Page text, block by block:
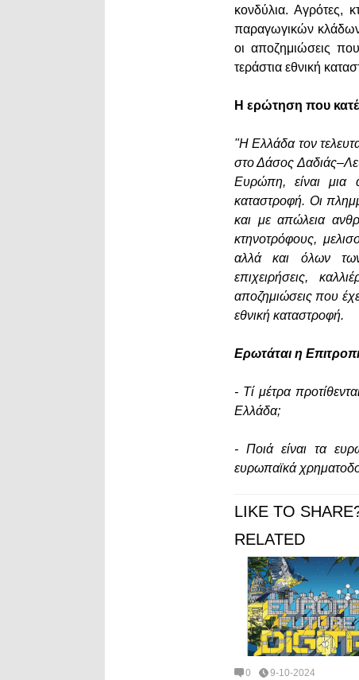
κονδύλια. Αγρότες,
παραγωγικών κλάδων
οι αποζημιώσεις
τεράστια εθνική
Η ερώτηση που
"Η Ελλάδα τον
στο Δάσος
Ευρώπη, είναι μια
καταστροφή. Οι
και με απώλεια
κτηνοτρόφους,
αλλά και όλων των
επιχειρήσεις,
αποζημιώσεις που
εθνική καταστροφή.
Ερωτάται η
- Τί μέτρα
Ελλάδα;
- Ποιά είναι τα
ευρωπαϊκά
LIKE TO
RELATED
0 9-10-2024